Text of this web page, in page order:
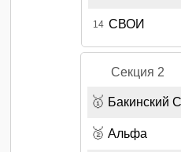
14 СВОИ
Секция 2
🥇 Бакинский
🥈 Альфа